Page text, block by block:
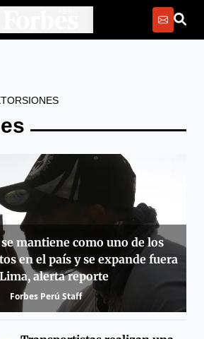
mantiene como uno de los
en el país y se expande fuera
alerta reporte
Forbes Perú Staff